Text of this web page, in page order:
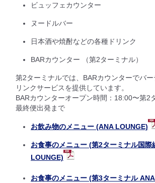
ビュッフェカウンター
ヌードルバー
日本酒や焼酎などの各種ドリンク
BARカウンター （第2ターミナル）
第2ターミナルでは、BARカウンターでバ
リンクサービスを提供しています。
BARカウンターオープン時間：18:00〜第2
最終便出発まで
お飲み物のメニュー (ANA LOUNGE)
お食事のメニュー (第2ターミナル国際
LOUNGE)
お食事のメニュー (第3ターミナル